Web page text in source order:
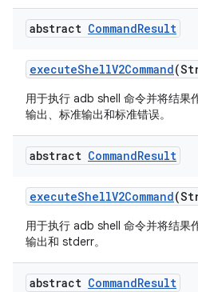
abstract CommandResult
executeShellV2Command
用于执行 adb shell 命令并将结果
输出、标准输出和标准错误。
abstract CommandResult
executeShellV2Command
用于执行 adb shell 命令并将结果
输出和 stderr。
abstract CommandResult